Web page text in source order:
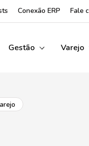
Conexão ERP Fale
Gestão Varejo